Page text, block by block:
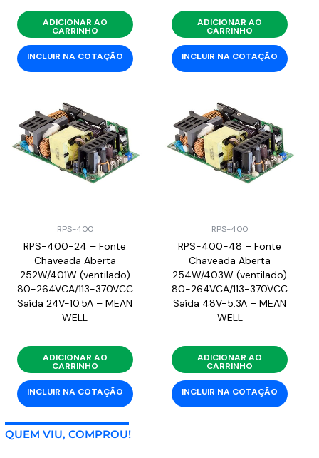
ADICIONAR AO
CARRINHO
INCLUIR NA COTAÇÃO
ADICIONAR AO
CARRINHO
INCLUIR NA COTAÇÃO
RPS-400
RPS-400-24 – Fonte
Chaveada Aberta
252W/401W (ventilado)
80-264VCA/113-370VCC
Saída 24V-10.5A – MEAN
WELL
ADICIONAR AO
CARRINHO
INCLUIR NA COTAÇÃO
RPS-400
RPS-400-48 – Fonte
Chaveada Aberta
254W/403W (ventilado)
80-264VCA/113-370VCC
Saída 48V-5.3A – MEAN
WELL
ADICIONAR AO
CARRINHO
INCLUIR NA COTAÇÃO
QUEM VIU, COMPROU!